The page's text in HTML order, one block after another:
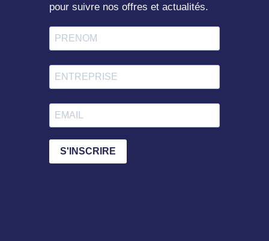
pour suivre nos offres et actualités.
S'INSCRIRE